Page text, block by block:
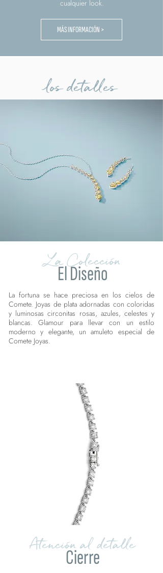
cualquier look.
MÁS INFORMACIÓN >
los detalles
La Colección
El Diseño
La fortuna se hace preciosa en los cielos de
Comete. Joyas de plata adornadas con coloridas
y luminosas circonitas rosas, azules, celestes y
blancas. Glamour para llevar con un estilo
moderno y elegante, un amuleto especial de
Comete Joyas.
Atención al detalle
Cierre